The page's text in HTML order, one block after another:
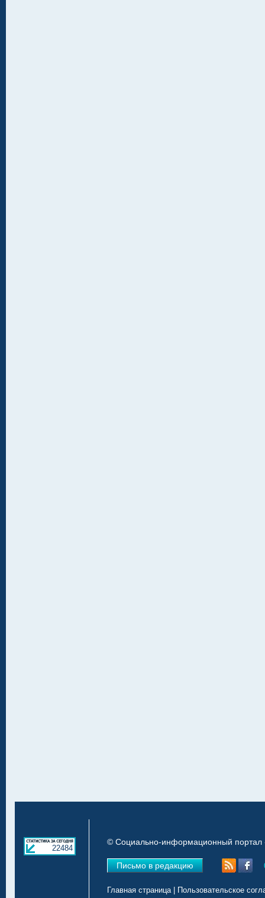
22484
© Социально-информационный портал
Письмо в редакцию
Главная страница| Пользовательское